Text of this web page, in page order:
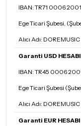
IBAN: TR71 0006
Ege Ticari Şubesi,
Alıcı Adı:
Garanti USD HESABI
IBAN: TR45 0006
Ege Ticari Şubesi
Alıcı Adı:
Garanti EUR HESABI